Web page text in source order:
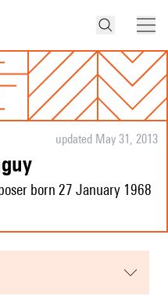
updated May 31, 2013
born 27 January 1968